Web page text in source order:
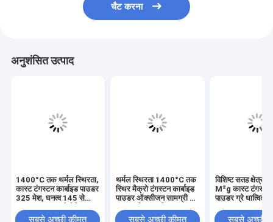
चैट करना
अनुशंसित उत्पाद
1400°C तक थर्मल स्थिरता,
कास्ट टंगस्टन कार्बाइड पाउडर
325 मेश, घनत्व 145 से
अनुप्रयोगों के लिए आदर्श
सबसे अच्छी कीमत
थर्मल स्थिरता 1400°C तक
स्थिर मैक्रो टंगस्टन कार्बाइड
पाउडर ऑक्सीजन सामग्री ≤
उत्पादन के लिए बिल्कुल सही
सबसे अच्छी कीमत
विशिष्ट सतह क्षेत्र
M²g कास्ट टंगस्टन
पाउडर ग्रे
झुकने की ताकत
सबसे अच्छी